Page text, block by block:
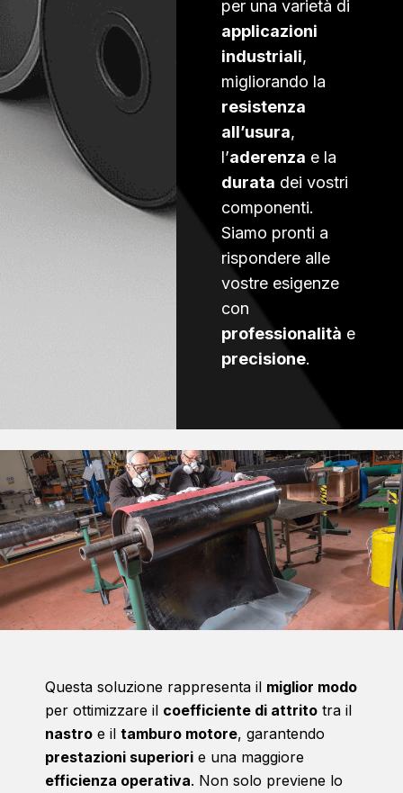
per una varietà di
applicazioni
industriali,
migliorando la
resistenza
all’usura,
l’aderenza e la
durata dei vostri
componenti.
Siamo pronti a
rispondere alle
vostre esigenze
con
professionalità e
precisione.
Questa soluzione rappresenta il miglior modo
per ottimizzare il coefficiente di attrito tra il
nastro e il tamburo motore, garantendo
prestazioni superiori e una maggiore
efficienza operativa. Non solo previene lo